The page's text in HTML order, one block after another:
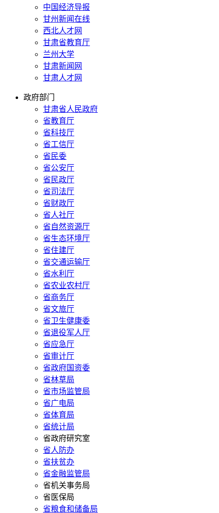
中国经济导报
甘州新闻在线
西北人才网
甘肃省教育厅
兰州大学
甘肃新闻网
甘肃人才网
政府部门
甘肃省人民政府
省教育厅
省科技厅
省工信厅
省民委
省公安厅
省民政厅
省司法厅
省财政厅
省人社厅
省自然资源厅
省生态环境厅
省住建厅
省交通运输厅
省水利厅
省农业农村厅
省商务厅
省文旅厅
省卫生健康委
省退役军人厅
省应急厅
省审计厅
省政府国资委
省林草局
省市场监管局
省广电局
省体育局
省统计局
省政府研究室
省人防办
省扶贫办
省金融监管局
省机关事务局
省医保局
省粮食和储备局